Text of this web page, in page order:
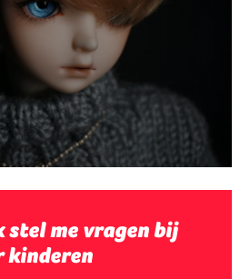
stel me vragen bij
kinderen